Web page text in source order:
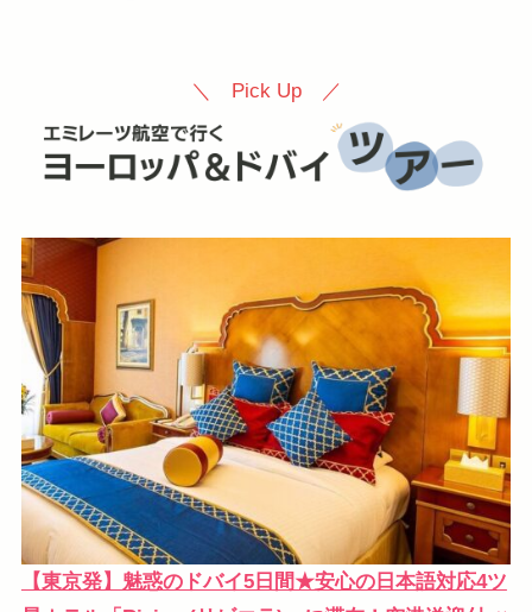
＼ Pick Up ／
【東京発】魅惑のドバイ5日間★安心の日本語対応4ツ